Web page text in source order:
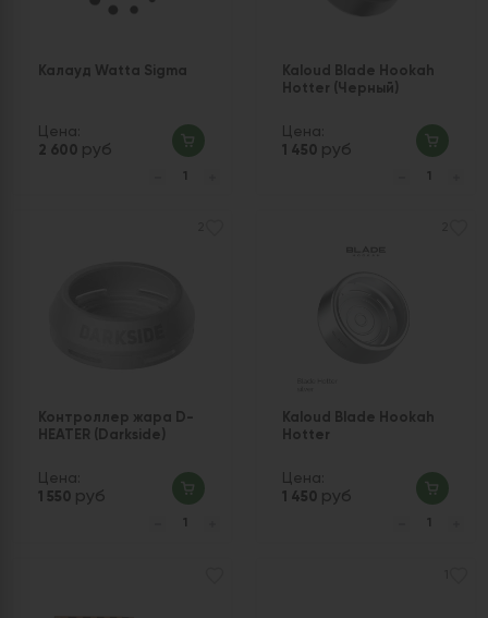
Калауд Watta Sigma
Цена:
2 600 руб
Kaloud Blade Hookah
Hotter (Черный)
Цена:
1 450 руб
Контроллер жара D-
HEATER (Darkside)
Цена:
1 550 руб
Kaloud Blade Hookah
Hotter
Цена:
1 450 руб